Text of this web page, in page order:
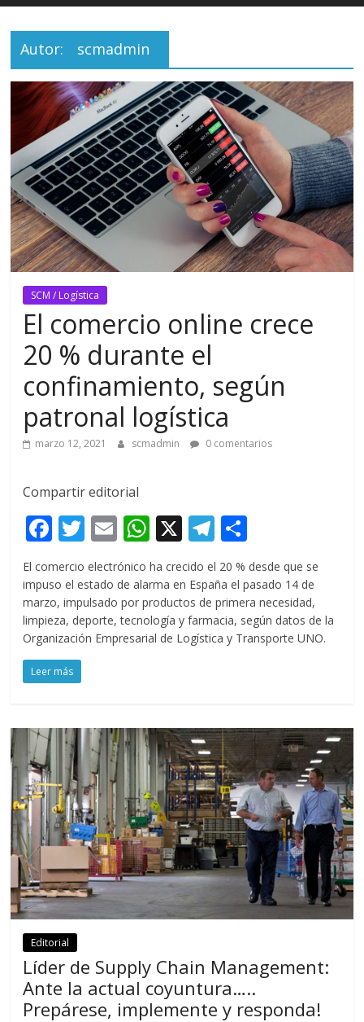
Autor: scmadmin
SCM / Logística
El comercio online crece
20 % durante el
confinamiento, según
patronal logística
marzo 12, 2021 scmadmin 0 comentarios
Compartir editorial
F
ac
e
b
o
o
k
T
w
itt
er
E
m
ai
l
W
h
at
s
A
X T
el
e
gr
a
o
m
p
ar
El comercio electrónico ha crecido el 20 % desde que se
impuso el estado de alarma en España el pasado 14 de
marzo, impulsado por productos de primera necesidad,
limpieza, deporte, tecnología y farmacia, según datos de la
Organización Empresarial de Logística y Transporte UNO.
Leer más
Editorial
Líder de Supply Chain Management:
Ante la actual coyuntura…..
Prepárese, implemente y responda!